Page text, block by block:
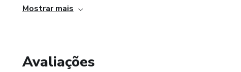
Mostrar mais
Avaliações